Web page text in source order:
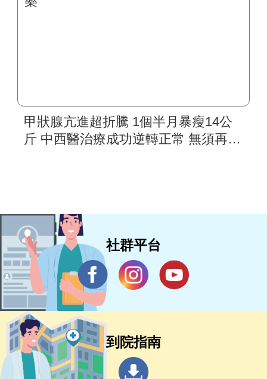
甲狀腺亢進超折騰 1個半月暴瘦14公
斤 中西醫治療成功逆轉正常 無須再用
社群平台
到院指南